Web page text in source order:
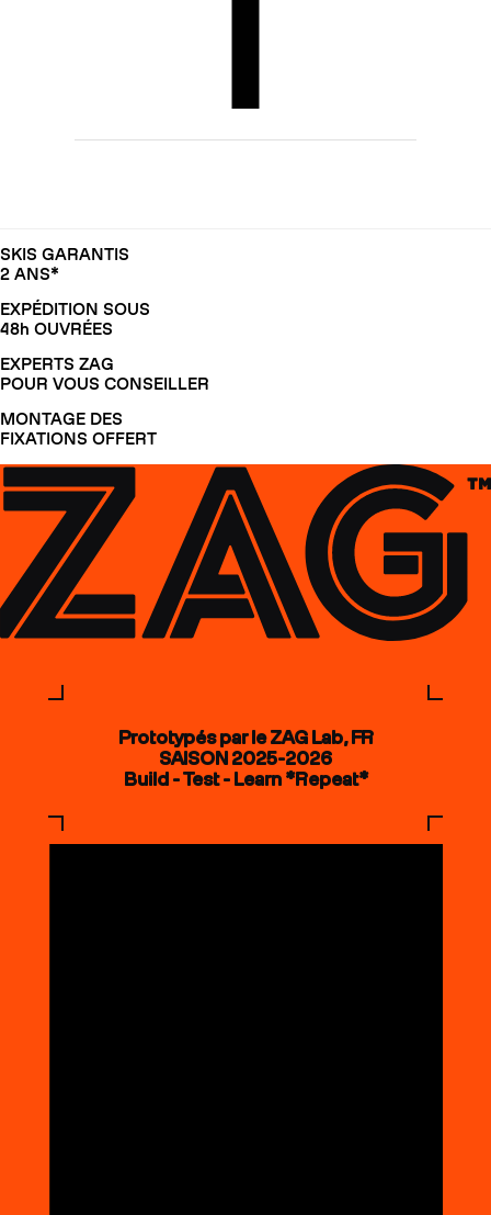
SKIS GARANTIS
2 ANS*
EXPÉDITION SOUS
48h OUVRÉES
EXPERTS ZAG
POUR VOUS CONSEILLER
MONTAGE DES
FIXATIONS OFFERT
Prototypés par le ZAG Lab, FR
SAISON 2025-2026
Build - Test - Learn *Repeat*